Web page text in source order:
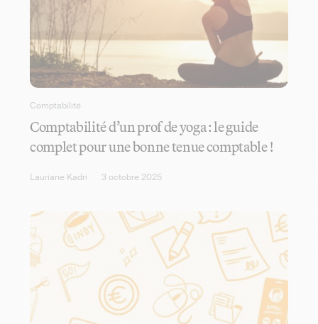
Comptabilité
Comptabilité d’un prof de yoga : le guide
complet pour une bonne tenue comptable !
Lauriane Kadri 3 octobre 2025